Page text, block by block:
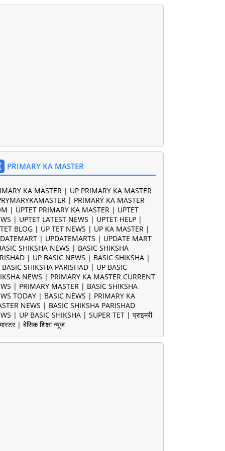
PRIMARY KA MASTER
KA MASTER | UP PRIMARY KA MASTER
| PRIMARY KA MASTER
| UPTET PRIMARY KA MASTER | UPTET
| UPTET LATEST NEWS | UPTET HELP |
BLOG | UP TET NEWS | UP KA MASTER |
| UPDATEMARTS | UPDATE MART
SHIKSHA NEWS | BASIC SHIKSHA
| UP BASIC NEWS | BASIC SHIKSHA |
BASIC SHIKSHA PARISHAD | UP BASIC
NEWS | PRIMARY KA MASTER CURRENT
| PRIMARY MASTER | BASIC SHIKSHA
TODAY | BASIC NEWS | PRIMARY KA
NEWS | BASIC SHIKSHA PARISHAD
| UP BASIC SHIKSHA | SUPER TET | प्राइमरी
| बेसिक शिक्षा न्यूज